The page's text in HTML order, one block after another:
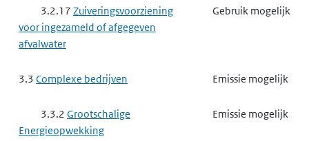
3.2.17 Zuiveringsvoorziening
voor ingezameld of afgegeven
afvalwater
Gebruik mogelijk
3.3 Complexe bedrijven Emissie mogelijk
3.3.2 Grootschalige
Energieopwekking
Emissie mogelijk